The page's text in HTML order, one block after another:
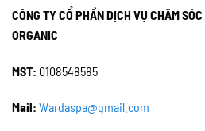
CÔNG TY CỔ PHẦN DỊCH VỤ CHĂM
ORGANIC
MST: 0108548585
Mail: Wardaspa@gmail.com